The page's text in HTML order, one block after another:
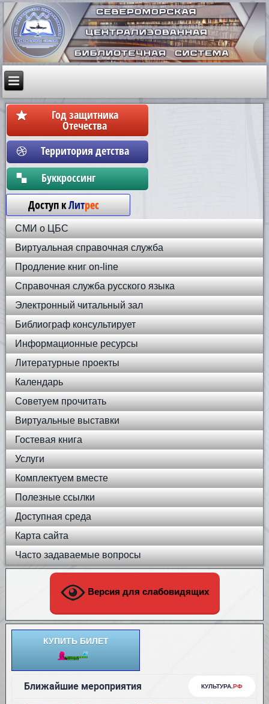
Год защитника
Отечества
Территория детства
Бyккpoccинг
Доступ кЛитрес
СМИ о ЦБС
Виртуальная справочная служба
Продление книг on-line
Справочная служба русского языка
Электронный читальный зал
Библиограф консультирует
Информационные ресурсы
Литературные проекты
Календарь
Советуем прочитать
Виртуальные выставки
Гостевая книга
Услуги
Комплектуем вместе
Полезные ссылки
Доступная среда
Карта сайта
Часто задаваемые вопросы
Версия для слабовидящих
КУПИТЬ БИЛЕТ